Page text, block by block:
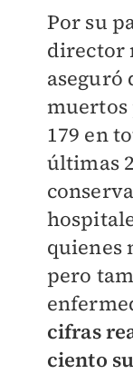
Por su
director
aseguró
179 en
últimas
quienes
pero
cifras
ciento